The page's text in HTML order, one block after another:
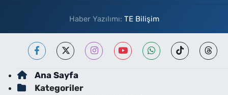
Haber Yazılımı: TE Bilişim
Ana Sayfa
Kategoriler